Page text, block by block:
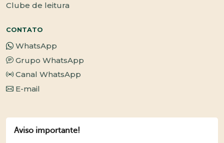
Clube de leitura
CONTATO
WhatsApp
Grupo WhatsApp
Canal WhatsApp
E-mail
Aviso importante!